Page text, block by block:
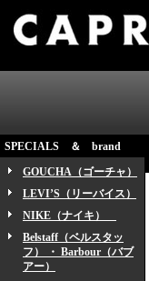
SPECIALS ＆ brand
GOUCHA（ゴーチャ）
LEVI’S（リーバイス）
NIKE（ナイキ）
Belstaff（ベルスタッ
フ） ・ Barbour（バブ
アー）